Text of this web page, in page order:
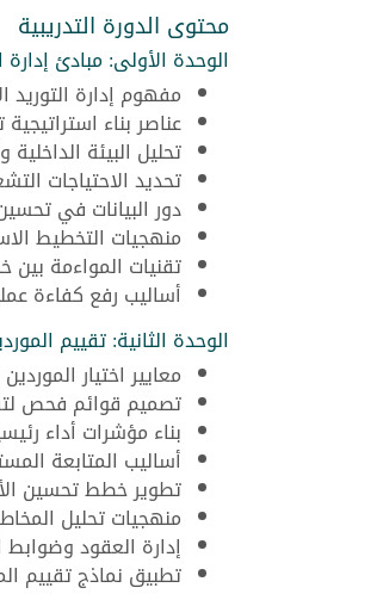
محتوى الدورة التدريبية
الوحدة الأولى: مبادئ إدارة
مفهوم إدارة التوريد
عناصر بناء
تحليل البيئة
تحديد الاحتياجات
دور البيانات في
منهجيات التخطيط
تقنيات المواءمة بين
أساليب رفع كفاءة
الوحدة الثانية: تقييم
معايير اختيار
تصميم قوائم فحص
بناء مؤشرات أداء
أساليب المتابعة
تطوير خطط تحسين
منهجيات تحليل
إدارة العقود وضوابط
تطبيق نماذج تقييم